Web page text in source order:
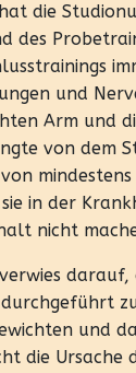
die
des
und
Arm und
von dem
in der
nicht
darauf,
und
die Ursache